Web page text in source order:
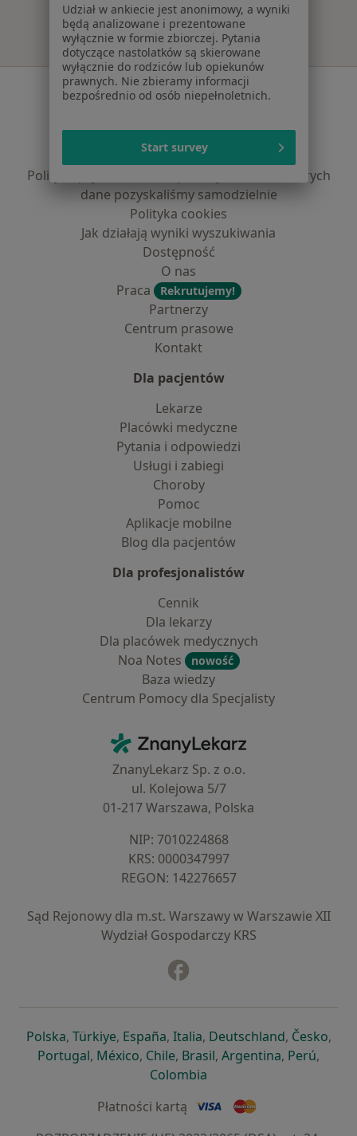
Serwis
Polityka prywatności profesjonalistów
Polityka prywatności dla profesjonalistów, których
dane pozyskaliśmy samodzielnie
Polityka cookies
Jak działają wyniki wyszukiwania
Dostępność
O nas
Praca
Rekrutujemy!
Partnerzy
Centrum prasowe
Kontakt
Dla pacjentów
Lekarze
Placówki medyczne
Pytania i odpowiedzi
Usługi i zabiegi
Choroby
Pomoc
Aplikacje mobilne
Blog dla pacjentów
Dla profesjonalistów
Cennik
Dla lekarzy
Dla placówek medycznych
Noa Notes
nowość
Baza wiedzy
Centrum Pomocy dla Specjalisty
ZnanyLekarz - Strona główna
ZnanyLekarz Sp. z o.o.
ul. Kolejowa 5/7
01-217 Warszawa, Polska
NIP: ⁠7010224868
KRS: ⁠0000347997
REGON: ⁠142276657
Sąd Rejonowy dla m.st. Warszawy w Warszawie XII
Wydział Gospodarczy KRS
Polskaotwiera się w nowej karcie
, Türkiyeotwiera się w nowej karcie
, Españaotwiera się w nowej karcie
, Italiaotwiera się w nowej
, Deutschlandotwiera się
, Česko,
Portugalotwiera się w nowej karcie
, Méxicootwiera się w nowej karcie
, Chileotwiera się w nowej karcie
, Brasilotwiera się w nowej
, Argentinaotwiera się
, Perú,
Colombia
Płatności kartą
Udział w ankiecie jest anonimowy, a wyniki
będą analizowane i prezentowane
wyłącznie w formie zbiorczej. Pytania
dotyczące nastolatków są skierowane
wyłącznie do rodziców lub opiekunów
prawnych. Nie zbieramy informacji
bezpośrednio od osób niepełnoletnich.
Start survey